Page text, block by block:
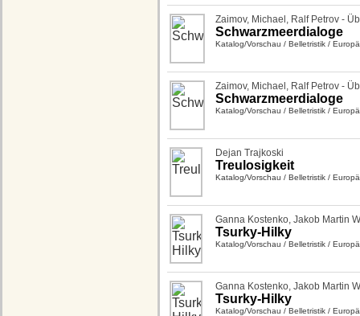
Zaimov, Michael , Ralf Petrov -
Schwarzmeerdialoge
Katalog/Vorschau / Belletristik /
Zaimov, Michael , Ralf Petrov -
Schwarzmeerdialoge
Katalog/Vorschau / Belletristik /
Dejan Trajkoski
Treulosigkeit
Katalog/Vorschau / Belletristik /
Ganna Kostenko, Jakob Martin
Tsurky-Hilky
Katalog/Vorschau / Belletristik /
Ganna Kostenko, Jakob Martin
Tsurky-Hilky
Katalog/Vorschau / Belletristik /